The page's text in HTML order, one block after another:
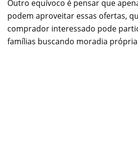
Outro equívoco é pensar que
podem aproveitar essas ofertas,
comprador interessado pode
famílias buscando moradia